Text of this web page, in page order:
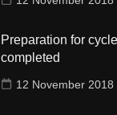
Preparation for
completed
12 November 2018